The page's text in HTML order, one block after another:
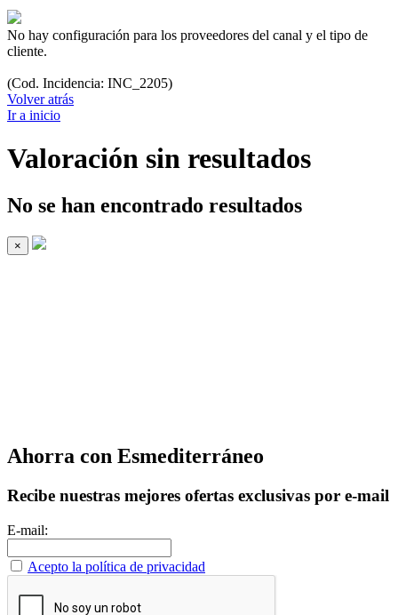
No hay configuración para los proveedores del canal y el tipo de
cliente.
(Cod. Incidencia: INC_2205)
Volver atrás
Ir a inicio
Valoración sin resultados
No se han encontrado resultados
×
Ahorra con Esmediterráneo
Recibe nuestras mejores ofertas exclusivas por e-mail
E-mail:
Acepto la política de privacidad